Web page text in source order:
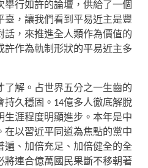
舉行如許的論壇，供給了一個
臺，讓我們看到平易近主是豐
話，來推進全人類作為價值的
許作為軌制形狀的平易近主多
了解。占世界五分之一生齒的
持久穩固。14億多人徹底解脫
生涯程度明顯進步。本年是中
在以習近平同道為焦點的黨中
遍、加倍充足、加倍健全的全
將連合億萬國民果斷不移朝著